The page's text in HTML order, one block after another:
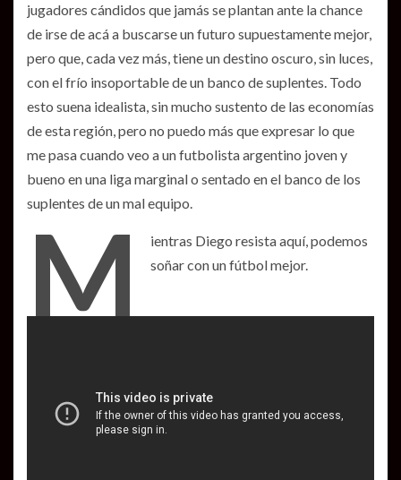
jugadores cándidos que jamás se plantan ante la chance
de irse de acá a buscarse un futuro supuestamente mejor,
pero que, cada vez más, tiene un destino oscuro, sin luces,
con el frío insoportable de un banco de suplentes. Todo
esto suena idealista, sin mucho sustento de las economías
de esta región, pero no puedo más que expresar lo que
me pasa cuando veo a un futbolista argentino joven y
bueno en una liga marginal o sentado en el banco de los
suplentes de un mal equipo.
M
ientras Diego resista aquí, podemos
soñar con un fútbol mejor.